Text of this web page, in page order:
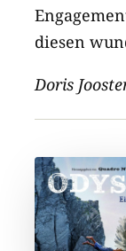
diesen
Doris